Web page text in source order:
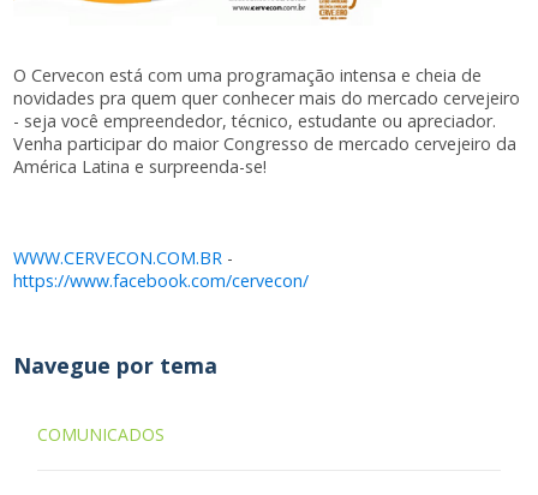
O Cervecon está com uma programação intensa e cheia de
novidades pra quem quer conhecer mais do mercado cervejeiro
- seja você empreendedor, técnico, estudante ou apreciador.
Venha participar do maior Congresso de mercado cervejeiro da
América Latina e surpreenda-se!
WWW.CERVECON.COM.BR -
https://www.facebook.com/cervecon/
Navegue por tema
COMUNICADOS